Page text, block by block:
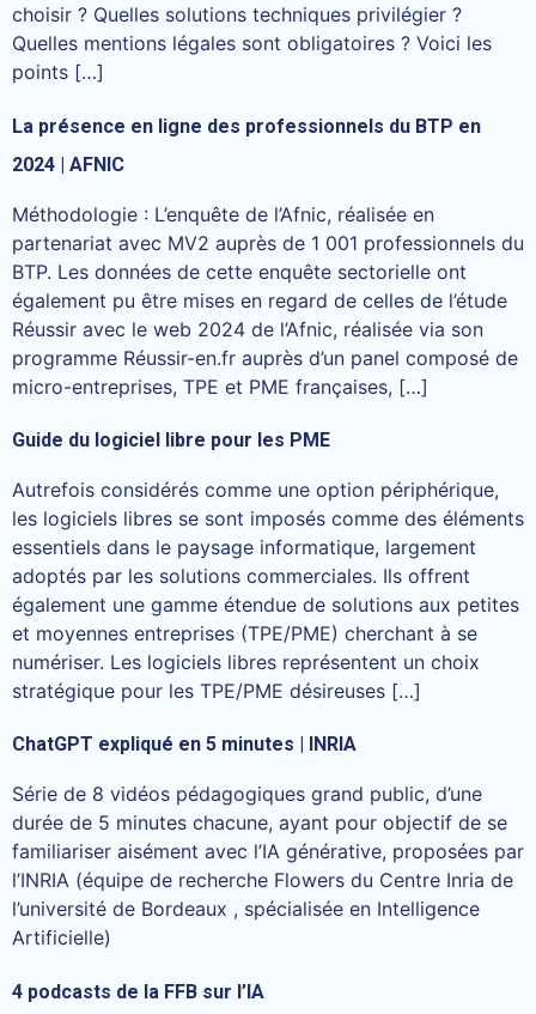
choisir ? Quelles solutions techniques privilégier ?
Quelles mentions légales sont obligatoires ? Voici les
points […]
La présence en ligne des professionnels du BTP en
2024 | AFNIC
Méthodologie : L’enquête de l’Afnic, réalisée en
partenariat avec MV2 auprès de 1 001 professionnels du
BTP. Les données de cette enquête sectorielle ont
également pu être mises en regard de celles de l’étude
Réussir avec le web 2024 de l’Afnic, réalisée via son
programme Réussir-en.fr auprès d’un panel composé de
micro-entreprises, TPE et PME françaises, […]
Guide du logiciel libre pour les PME
Autrefois considérés comme une option périphérique,
les logiciels libres se sont imposés comme des éléments
essentiels dans le paysage informatique, largement
adoptés par les solutions commerciales. Ils offrent
également une gamme étendue de solutions aux petites
et moyennes entreprises (TPE/PME) cherchant à se
numériser. Les logiciels libres représentent un choix
stratégique pour les TPE/PME désireuses […]
ChatGPT expliqué en 5 minutes | INRIA
Série de 8 vidéos pédagogiques grand public, d’une
durée de 5 minutes chacune, ayant pour objectif de se
familiariser aisément avec l’IA générative, proposées par
l’INRIA (équipe de recherche Flowers du Centre Inria de
l’université de Bordeaux , spécialisée en Intelligence
Artificielle)
4 podcasts de la FFB sur l’IA